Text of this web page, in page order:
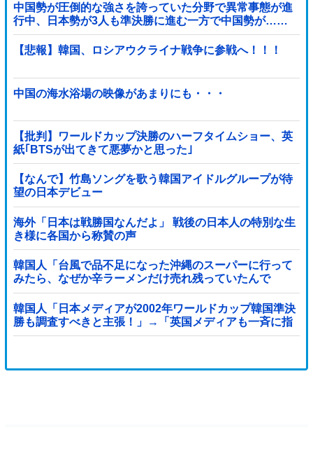
中国勢が圧倒的な強さを誇っていた分野で異常事態が進
行中、日本勢が3人も準決勝に進む一方で中国勢が……
【悲報】韓国、ロシアウクライナ戦争に参戦へ！！！
中国の海水浴場の映像があまりにも・・・
【批判】ワールドカップ決勝のハーフタイムショー、英
紙｢BTSが出てきて悪夢かと思った｣
【なんで】竹島ソングを歌う韓国アイドルグループが待
望の日本デビュー
海外「日本は戦勝国なんだよ」 戦後の日本人の特別な生
き様に各国から称賛の声
韓国人「台風で品不足になった沖縄のスーパーに行って
みたら、なぜか辛ラーメンだけ売れ残っていたんで
す…」
韓国人「日本メディアが2002年ワールドカップ韓国準決
勝も調査すべきと主張！」→「英国メディアも一斉に指
摘‥」